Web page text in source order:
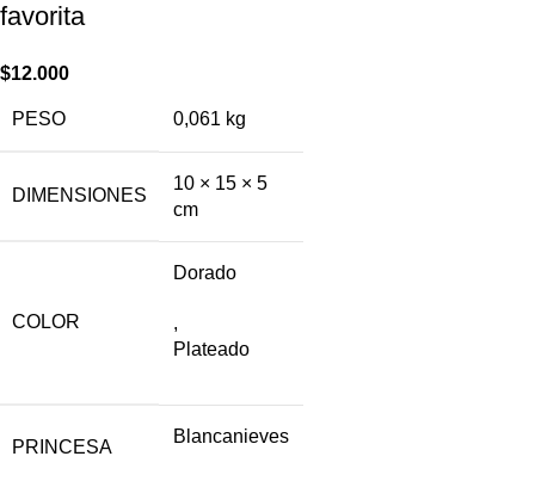
favorita
$12.000
PESO 0,061 kg
DIMENSIONES
10 × 15 × 5
cm
COLOR
Dorado
,
Plateado
PRINCESA
Blancanieves